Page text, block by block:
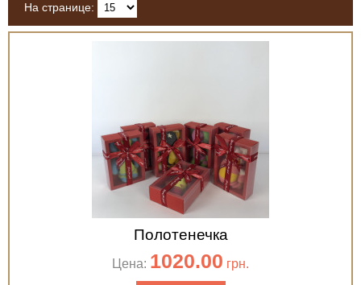
На странице:
Полотенечка
Цена: 1020.00 грн.